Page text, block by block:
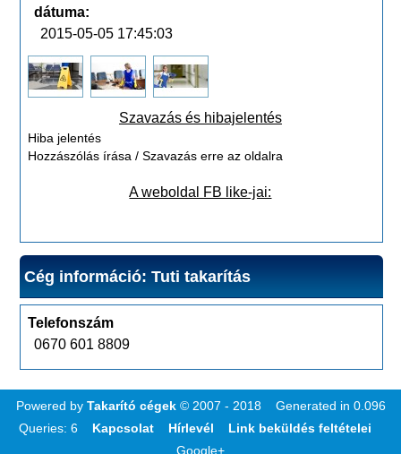
dátuma:
2015-05-05 17:45:03
Szavazás és hibajelentés
Hiba jelentés
Hozzászólás írása / Szavazás erre az oldalra
A weboldal FB like-jai:
Cég információ: Tuti takarítás
Telefonszám
0670 601 8809
Powered by Takarító cégek© 2007 - 2018 Generated in 0.096
Queries: 6 Kapcsolat Hírlevél
Link beküldés feltételei
Google+